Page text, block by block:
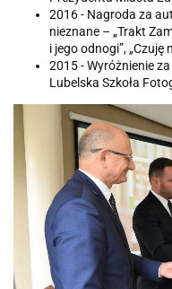
2016 - Nagroda za
nieznane – „Trakt
i jego odnogi”,
2015 - Wyróżnienie
Lubelska Szkoła